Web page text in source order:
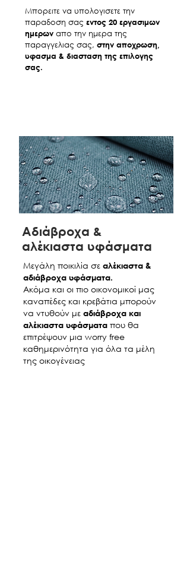
Μπορειτε να υπολογισετε την
παραδοση σας εντος 20 εργασιμων
ημερων απο την ημερα της
παραγγελιας σας, στην αποχρωση,
υφασμα & διασταση της επιλογης
σας.
Aδιάβροχα &
αλέκιαστα υφάσματα
Μεγάλη ποικιλία σε αλέκιαστα &
αδιάβροχα υφάσματα.
Ακόμα και οι πιο οικονομικοί μας
καναπέδες και κρεβάτια μπορούν
να ντυθούν με αδιάβροχα και
αλέκιαστα υφάσματα που θα
επιτρέψουν μια worry free
καθημερινότητα για όλα τα μέλη
της οικογένειας